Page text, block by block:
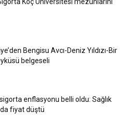
Koç Üniversitesi mezunlarını
Bengisu Avcı-Deniz Yıldızı-Bir
belgeseli
enflasyonu belli oldu: Sağlık
fiyat düştü